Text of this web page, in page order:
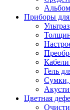
Приборы
Гель
Сумки,
Цветная